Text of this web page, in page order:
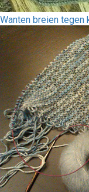
Wanten breien tegen